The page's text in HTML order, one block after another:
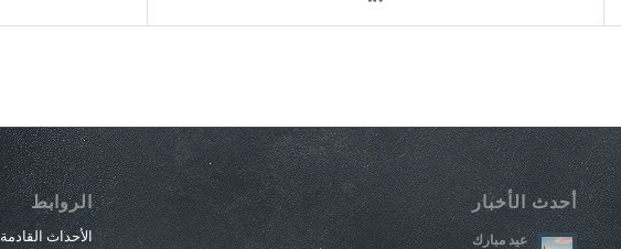
أحدث الأخبار
عيد مبارك
الروابط
الأحداث القادمة